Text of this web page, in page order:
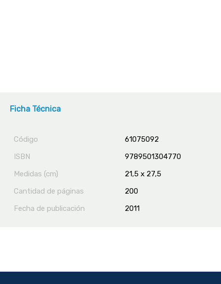
Ficha Técnica
Código
61075092
ISBN
9789501304770
Medidas (cm)
21,5 x 27,5
Cantidad de páginas
200
Fecha de publicación
2011